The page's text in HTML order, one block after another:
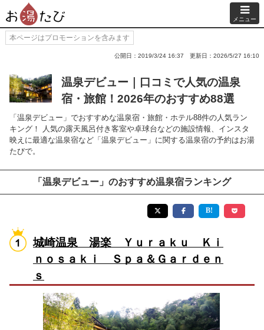
メニュー
本ページはプロモーションを含みます
公開日：2019/3/24 16:37 更新日：2026/5/27 16:10
温泉デビュー｜口コミで人気の温泉
宿・旅館！2026年のおすすめ88選
「温泉デビュー」でおすすめな温泉宿・旅館・ホテル88件の人気ラン
キング！ 人気の露天風呂付き客室や卓球台などの施設情報、インスタ
映えに最適な温泉宿など「温泉デビュー」に関する温泉宿の予約はお湯
たびで。
「温泉デビュー」のおすすめ温泉宿ランキング
城崎温泉 湯楽 Ｙｕｒａｋｕ Ｋｉ
ｎｏｓａｋｉ Ｓｐａ＆Ｇａｒｄｅｎ
ｓ